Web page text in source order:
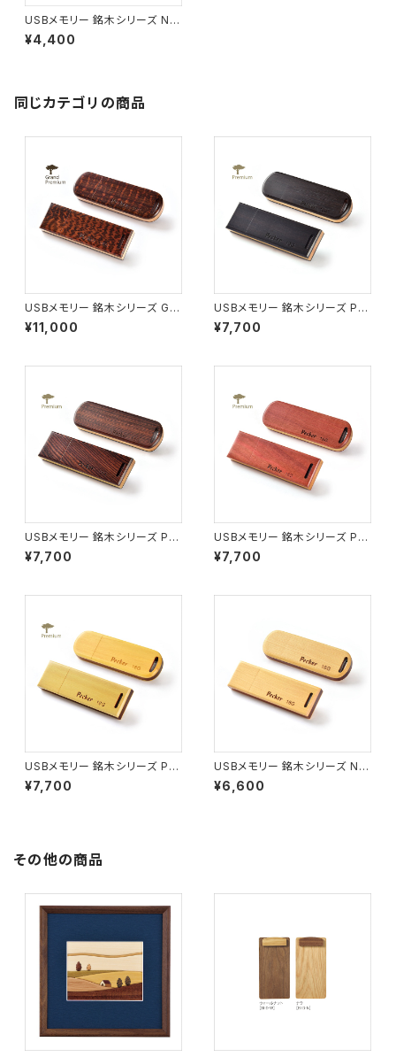
USBメモリー 銘木シリーズ N1
9 ハードメープル ショート(8G)
¥4,400
同じカテゴリの商品
USBメモリー 銘木シリーズ G0
1 スネークウッド ロング(16G)
¥11,000
USBメモリー 銘木シリーズ P01
グラナディラ ロング(16G)
¥7,700
USBメモリー 銘木シリーズ P0
2 キングウッド ロング(16G)
¥7,700
USBメモリー 銘木シリーズ P0
7 ピンクアイボリー ロング(16
G)
¥7,700
USBメモリー 銘木シリーズ P0
8 アマレロ ロング(16G)
¥7,700
USBメモリー 銘木シリーズ N0
4 カヤ ロング(16G)
¥6,600
その他の商品